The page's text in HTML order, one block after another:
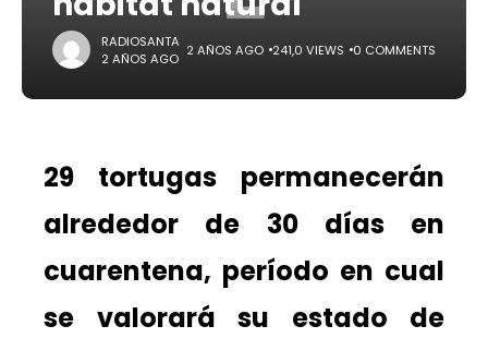
RADIOSANTA
2 AÑOS AGO 2 AÑOS AGO 241,0 VIEWS 0 COMMENTS
29 tortugas permanecerán
alrededor de 30 días en
cuarentena, período en cual
se valorará su estado de